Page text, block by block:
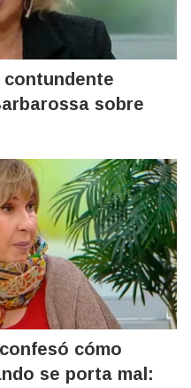
contundente
sobre
cómo
se porta mal: